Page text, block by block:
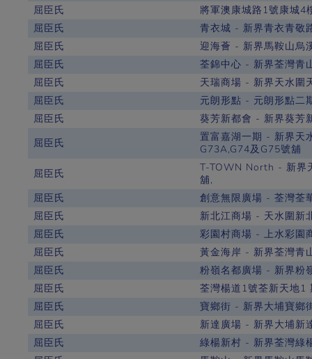
屈臣氏
將軍澳康城路1號康城4
屈臣氏
青衣城 - 新界青衣青敬
屈臣氏
迎海薈 - 新界馬鞍山烏
屈臣氏
荃錦中心 - 新界荃灣青
屈臣氏
天瑞商場 - 新界天水圍
屈臣氏
元朗形點 - 元朗形點二
屈臣氏
葵芳新都會 - 新界葵芳
屈臣氏
置富嘉湖一期 - 新界天
G73A,G74及G75號舖
屈臣氏
T-TOWN North - 新界
舖,
屈臣氏
創意無限廣場 - 荃灣荃
屈臣氏
新北江商場 - 天水圍新
屈臣氏
彩園村商場 - 上水彩園
屈臣氏
黃金海岸 - 新界荃灣青
屈臣氏
粉嶺名都廣場 - 新界粉
屈臣氏
荃灣楊道1號荃新天地
屈臣氏
寶鄉街 - 新界大埔寶鄉
屈臣氏
新達廣場 - 新界大埔新
屈臣氏
綠楊新村 - 新界荃灣綠